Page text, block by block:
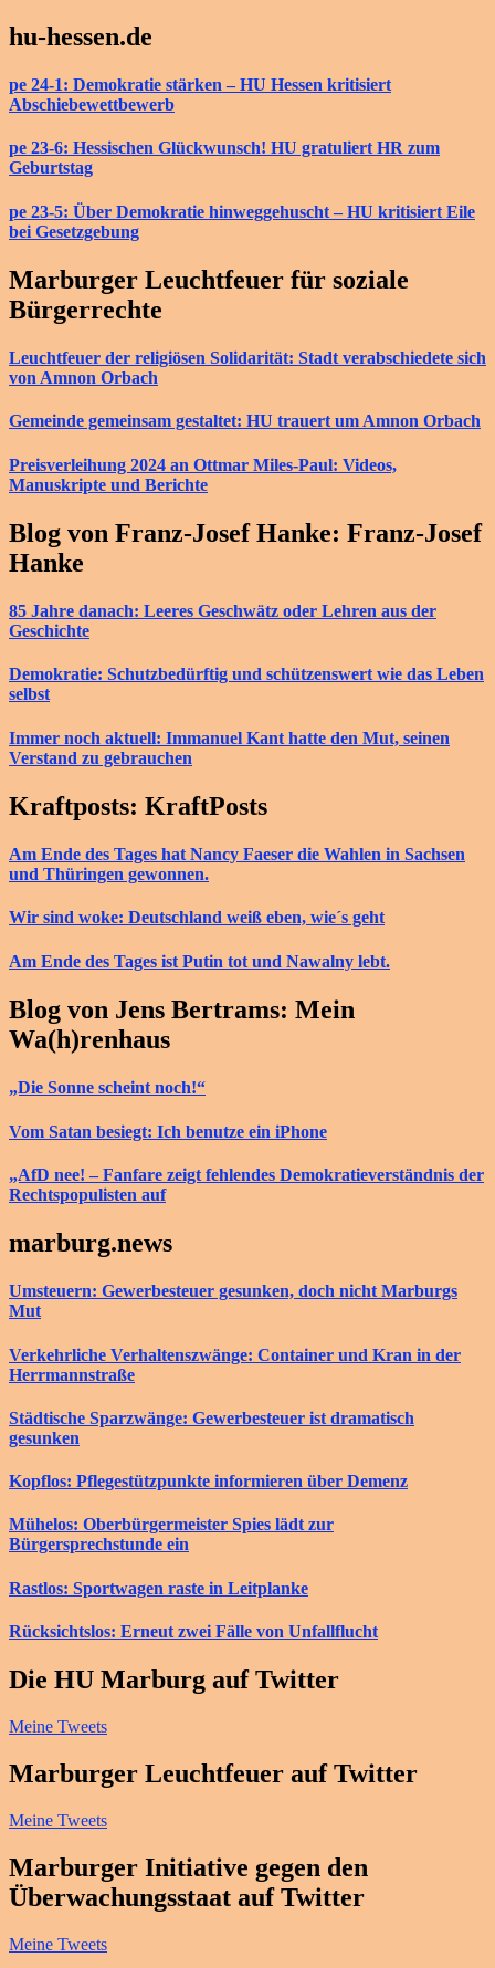
hu-hessen.de
pe 24-1: Demokratie stärken – HU Hessen kritisiert
Abschiebewettbewerb
pe 23-6: Hessischen Glückwunsch! HU gratuliert HR zum
Geburtstag
pe 23-5: Über Demokratie hinweggehuscht – HU kritisiert Eile
bei Gesetzgebung
Marburger Leuchtfeuer für soziale
Bürgerrechte
Leuchtfeuer der religiösen Solidarität: Stadt verabschiedete sich
von Amnon Orbach
Gemeinde gemeinsam gestaltet: HU trauert um Amnon Orbach
Preisverleihung 2024 an Ottmar Miles-Paul: Videos,
Manuskripte und Berichte
Blog von Franz-Josef Hanke: Franz-Josef
Hanke
85 Jahre danach: Leeres Geschwätz oder Lehren aus der
Geschichte
Demokratie: Schutzbedürftig und schützenswert wie das Leben
selbst
Immer noch aktuell: Immanuel Kant hatte den Mut, seinen
Verstand zu gebrauchen
Kraftposts: KraftPosts
Am Ende des Tages hat Nancy Faeser die Wahlen in Sachsen
und Thüringen gewonnen.
Wir sind woke: Deutschland weiß eben, wie´s geht
Am Ende des Tages ist Putin tot und Nawalny lebt.
Blog von Jens Bertrams: Mein
Wa(h)renhaus
„Die Sonne scheint noch!“
Vom Satan besiegt: Ich benutze ein iPhone
„AfD nee! – Fanfare zeigt fehlendes Demokratieverständnis der
Rechtspopulisten auf
marburg.news
Umsteuern: Gewerbesteuer gesunken, doch nicht Marburgs
Mut
Verkehrliche Verhaltenszwänge: Container und Kran in der
Herrmannstraße
Städtische Sparzwänge: Gewerbesteuer ist dramatisch
gesunken
Kopflos: Pflegestützpunkte informieren über Demenz
Mühelos: Oberbürgermeister Spies lädt zur
Bürgersprechstunde ein
Rastlos: Sportwagen raste in Leitplanke
Rücksichtslos: Erneut zwei Fälle von Unfallflucht
Die HU Marburg auf Twitter
Meine Tweets
Marburger Leuchtfeuer auf Twitter
Meine Tweets
Marburger Initiative gegen den
Überwachungsstaat auf Twitter
Meine Tweets